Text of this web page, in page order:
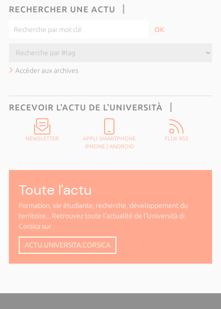
RECHERCHER UNE ACTU
Accéder aux archives
RECEVOIR L'ACTU DE L'UNIVERSITÀ
NEWSLETTER
APPLI SMARTPHONE
IPHONE| ANDROID
FLUX RSS
Toute l'actu
Formation, vie étudiante, recherche, développement du
territoire... Retrouvez toute l'actualité de l'Università di
Corsica sur
ACTU.UNIVERSITA.CORSICA